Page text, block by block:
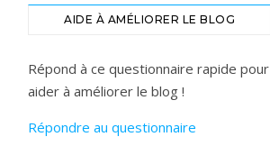
AIDE À AMÉLIORER LE BLOG
Répond à ce questionnaire rapide pour
aider à améliorer le blog !
Répondre au questionnaire